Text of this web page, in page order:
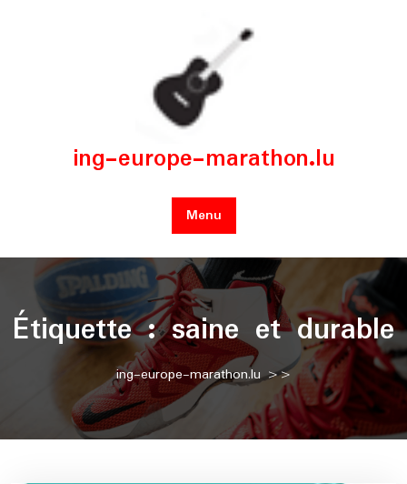
ing-europe-marathon.lu
Menu
Étiquette :saine et durable
ing-europe-marathon.lu>>